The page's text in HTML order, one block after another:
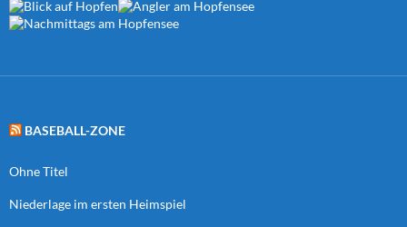
BASEBALL-ZONE
Ohne Titel
Niederlage im ersten Heimspiel